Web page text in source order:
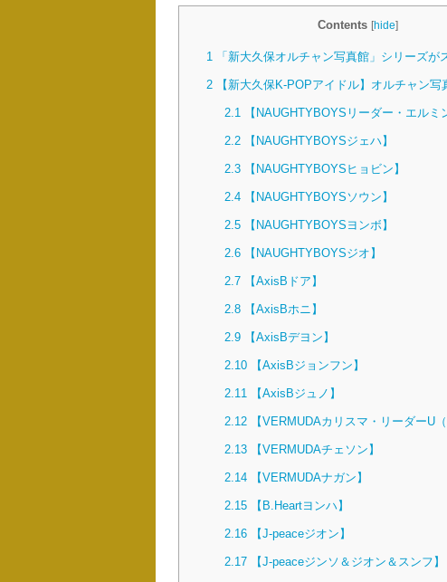
Contents [hide]
1 「新大久保オルチャン写真館」シリーズが
2 【新大久保K-POPアイドル】オルチャン写
2.1【NAUGHTYBOYSリーダー・エルミ
2.2【NAUGHTYBOYSジェハ】
2.3【NAUGHTYBOYSヒョビン】
2.4【NAUGHTYBOYSソウン】
2.5【NAUGHTYBOYSヨンボ】
2.6【NAUGHTYBOYSジオ】
2.7【AxisBドア】
2.8【AxisBホニ】
2.9【AxisBデヨン】
2.10【AxisBジョンフン】
2.11【AxisBジュノ】
2.12【VERMUDAカリスマ・リーダーU（
2.13【VERMUDAチェソン】
2.14【VERMUDAナガン】
2.15【B.Heartヨンハ】
2.16【J-peaceジオン】
2.17【J-peaceジンソ＆ジオン＆スンフ】